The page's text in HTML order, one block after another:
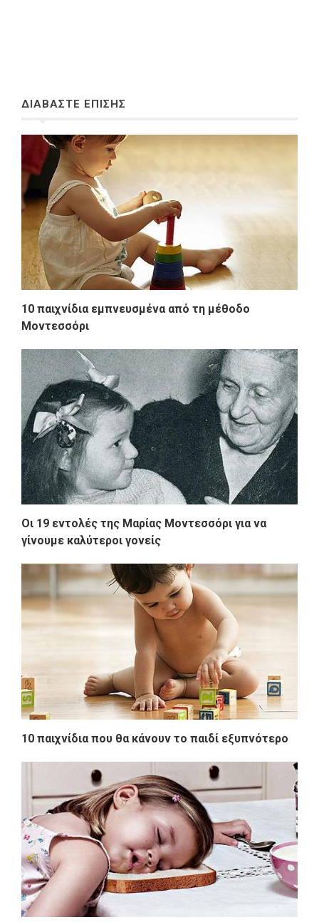
ΔΙΑΒΑΣΤΕ ΕΠΙΣΗΣ
10 παιχνίδια εμπνευσμένα από τη μέθοδο
Μοντεσσόρι
Οι 19 εντολές της Μαρίας Μοντεσσόρι για να
γίνουμε καλύτεροι γονείς
10 παιχνίδια που θα κάνουν το παιδί εξυπνότερο